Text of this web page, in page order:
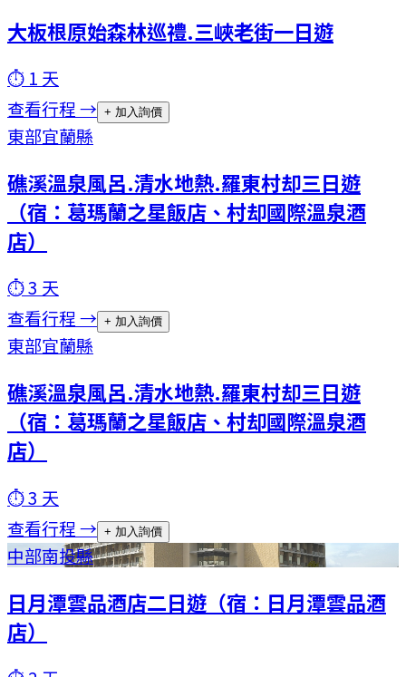
大板根原始森林巡禮.三峽老街一日遊
⏱ 1 天
查看行程 → + 加入詢價
東部宜蘭縣
礁溪溫泉風呂.清水地熱.羅東村却三日遊
（宿：葛瑪蘭之星飯店、村却國際溫泉酒
店）
⏱3 天
查看行程 → + 加入詢價
東部宜蘭縣
礁溪溫泉風呂.清水地熱.羅東村却三日遊
（宿：葛瑪蘭之星飯店、村却國際溫泉酒
店）
⏱3 天
查看行程 → + 加入詢價
中部南投縣
日月潭雲品酒店二日遊（宿：日月潭雲品酒
店）